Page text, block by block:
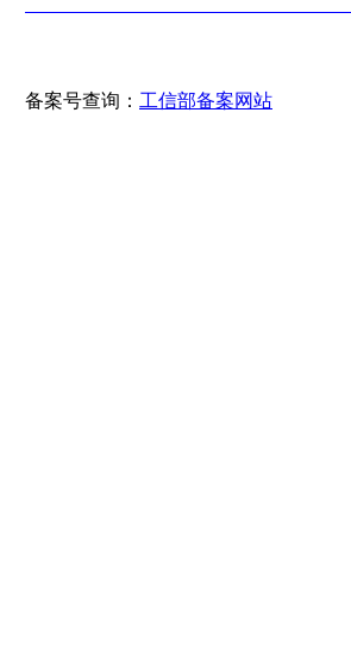
备案号查询： 工信部备案网站